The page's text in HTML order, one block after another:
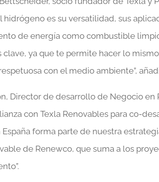
hidrógeno es su versatilidad, sus
de energía como combustible
clave, ya que te permite hacer lo
con el medio ambiente”,
Director de desarrollo de Negocio en
con Texla Renovables para co-
forma parte de nuestra
de Renewco, que suma a los